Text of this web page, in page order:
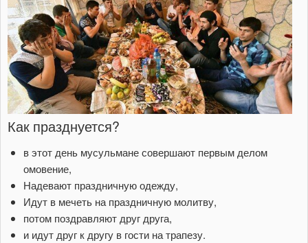
Как празднуется?
в этот день мусульмане совершают первым делом
омовение,
Надевают праздничную одежду,
Идут в мечеть на праздничную молитву,
потом поздравляют друг друга,
и идут друг к другу в гости на трапезу.